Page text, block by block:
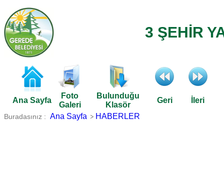
3 ŞEHİR
Ana Sayfa
Foto
Galeri
Bulunduğu
Klasör
Geri İleri
Buradasınız : Ana Sayfa HABERLER